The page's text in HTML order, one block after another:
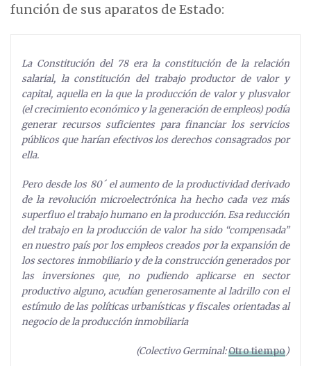
función de sus aparatos de Estado:
La Constitución del 78 era la constitución de la relación
salarial, la constitución del trabajo productor de valor y
capital, aquella en la que la producción de valor y plusvalor
(el crecimiento económico y la generación de empleos) podía
generar recursos suficientes para financiar los servicios
públicos que harían efectivos los derechos consagrados por
ella.
Pero desde los 80´ el aumento de la productividad derivado
de la revolución microelectrónica ha hecho cada vez más
superfluo el trabajo humano en la producción. Esa reducción
del trabajo en la producción de valor ha sido “compensada”
en nuestro país por los empleos creados por la expansión de
los sectores inmobiliario y de la construcción generados por
las inversiones que, no pudiendo aplicarse en sector
productivo alguno, acudían generosamente al ladrillo con el
estímulo de las políticas urbanísticas y fiscales orientadas al
negocio de la producción inmobiliaria
(Colectivo Germinal:Otro tiempo)